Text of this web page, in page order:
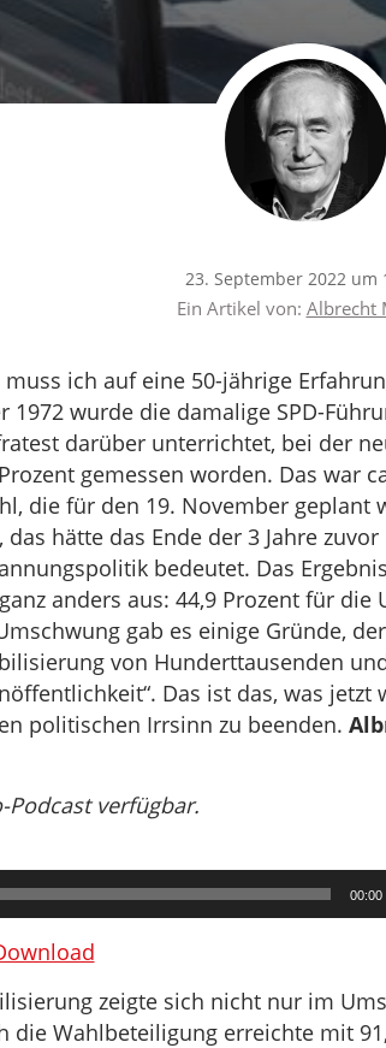
23. September 2022 um
Ein Artikel von: Albrecht
ich auf eine 50-jährige
1972 wurde die damalige SPD-
darüber unterrichtet, bei der
gemessen worden. Das war
die für den 19. November geplant
hätte das Ende der 3 Jahre zuvor
bedeutet. Das
anders aus: 44,9 Prozent für die
gab es einige Gründe,
von Hunderttausenden
Das ist das, was jetzt
politischen Irrsinn zu beenden.
Podcast verfügbar.
00:00
zeigte sich nicht nur im
die Wahlbeteiligung erreichte mit